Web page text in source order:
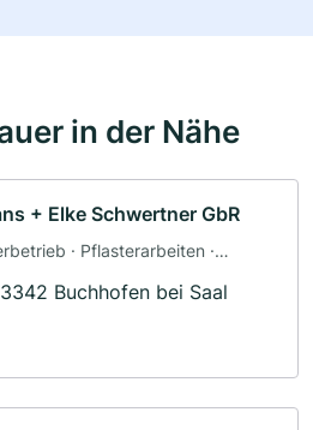
in der Nähe
+ Elke Schwertner GbR
· Pflasterarbeiten ·
Buchhofen bei Saal